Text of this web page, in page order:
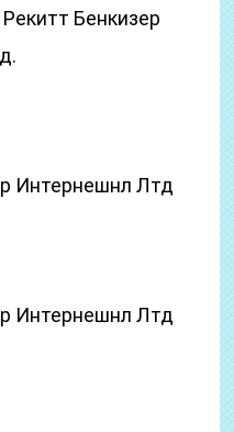
Бенкизер
Интернешнл Лтд
Интернешнл Лтд